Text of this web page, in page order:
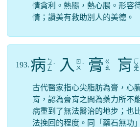
情貪利。熱腸，熱心腸。形容
情；讚美有救助別人的美德。
193. 病 ㄅ
ㄧ
ㄥ
ˋ 入
ㄖ
ㄨ ˋ 膏 ㄍ
ㄠ
肓 ㄏ
ㄨ
ㄤ
古代醫家指心尖脂肪為膏，心
肓，認為膏肓之間為藥力所不
病重到了無法醫治的地步；也
法挽回的程度。同「藥石無功